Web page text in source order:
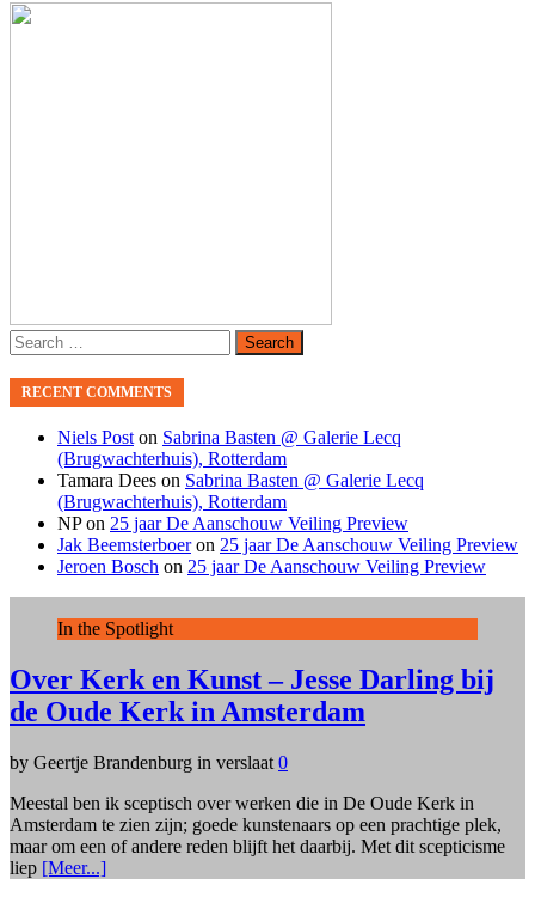
Search
for:
RECENT COMMENTS
Niels Post on Sabrina Basten @ Galerie Lecq
(Brugwachterhuis), Rotterdam
Tamara Dees on Sabrina Basten @ Galerie Lecq
(Brugwachterhuis), Rotterdam
NPon 25 jaar De Aanschouw Veiling Preview
Jak Beemsterboeron 25 jaar De Aanschouw Veiling Preview
Jeroen Bosch on 25 jaar De Aanschouw Veiling Preview
In the Spotlight
Over Kerk en Kunst – Jesse Darling bij
de Oude Kerk in Amsterdam
by Geertje Brandenburg in verslaat 0
Meestal ben ik sceptisch over werken die in De Oude Kerk in
Amsterdam te zien zijn; goede kunstenaars op een prachtige plek,
maar om een of andere reden blijft het daarbij. Met dit scepticisme
liep [Meer...]